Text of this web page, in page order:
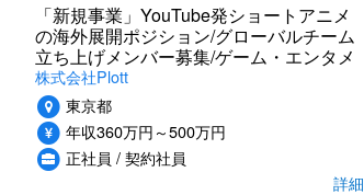
「新規事業」YouTube発ショートアニメ
の海外展開ポジション/グローバルチーム
立ち上げメンバー募集/ゲーム・エンタメ
株式会社Plott
東京都
年収360万円～500万円
正社員 / 契約社員
詳細